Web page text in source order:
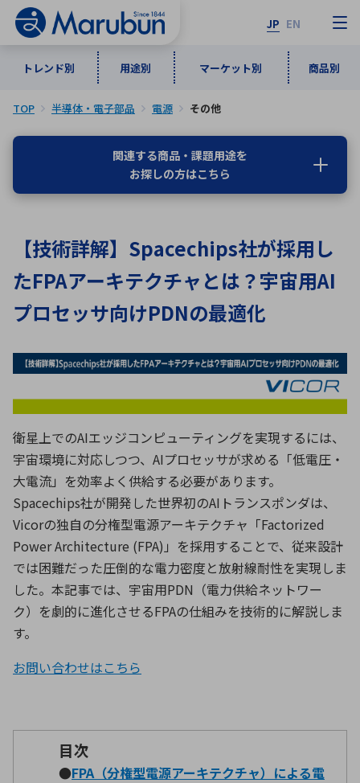
JP EN
トレンド別 用途別 マーケット別 商品別
トレンド別
インダストリアルDXソリューション
5G・Local 5G
ワイヤレス給電
データセンタ・クラウド
ミリ波レーダー
ブログ｜ここから始まる最新技術
用途別
通信・ネットワーク
監視・セキュリティ
計測・検出
接着・接合
製品製造・加工
レーダ・衛星通信
環境構築・開発システム
マーケット別
情報通信 宇宙・防衛
民生 医療
商品別
計測・測定・表示機器 検査・分析機器
ICTソリューション 組立・ロボティクス
レーザー・光学部品 組込コンピュータ
特定用途向け・その他 サービス
医療機器
メーカ一覧
な行
は行 ま行
や行
ら行
わ行
A B C
D
E
F G
H
I
J K
L
M
N O
P
Q
S
T
U
V W
X
Y
Z
検索
TOP 半導体・電子部品 電源 その他
関連する商品・課題用途を
お探しの方はこちら
【技術詳解】Spacechips社が採用し
たFPAアーキテクチャとは？宇宙用AI
プロセッサ向けPDNの最適化
衛星上でのAIエッジコンピューティングを実現するには、
宇宙環境に対応しつつ、 AIプロセッサが求める「低電圧・
大電流」を効率よく供給する必要があります。
Spacechips社が開発した世界初のAI トランスポンダは、
Vicorの独自の分権型電源アーキテクチャ「Factorized
Power Architecture (FPA) 」を採用することで、従来設計
では困難だった圧倒的な電力密度と放射線耐性を実現しま
した。本記事では、宇宙用PDN （電力供給ネットワー
ク）を劇的に進化させるFPAの仕組みを技術的に解説しま
す。
お問い合わせはこちら
目次
●FPA（分権型電源アーキテクチャ）による電